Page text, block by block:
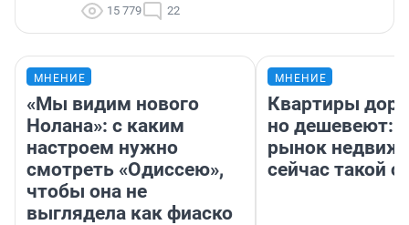
15 779 22
МНЕНИЕ
«Мы видим нового
Нолана»: с каким
настроем нужно
смотреть «Одиссею»,
чтобы она не
выглядела как фиаско
МНЕНИЕ
Квартиры
но дешевеют:
рынок
сейчас такой